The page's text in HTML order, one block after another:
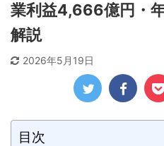
業利益4,666億円・
解説
2026年5月19日
目次